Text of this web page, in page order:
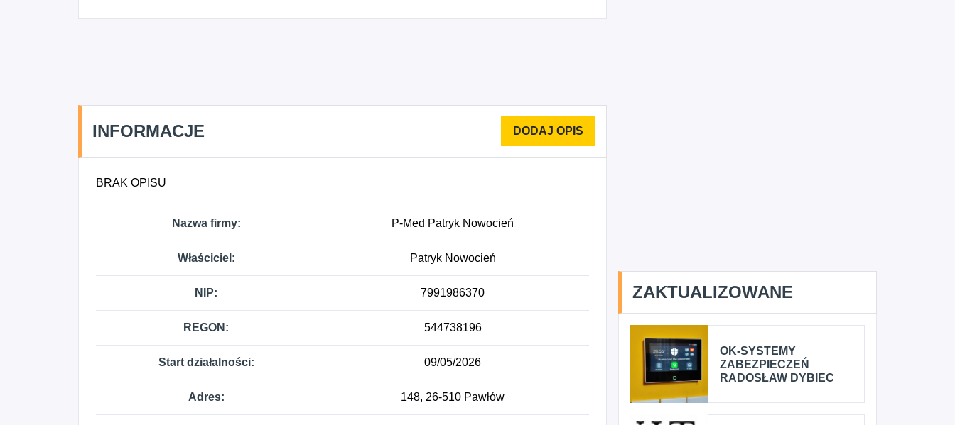
INFORMACJE
BRAK OPISU
Nazwa firmy: P-Med Patryk Nowocień
Właściciel: Patryk Nowocień
NIP: 7991986370
REGON: 544738196
Start działalności: 09/05/2026
Adres: 148, 26-510 Pawłów
ZAKTUALIZOWANE
OK-SYSTEMY
ZABEZPIECZEŃ
RADOSŁAW DYBIEC